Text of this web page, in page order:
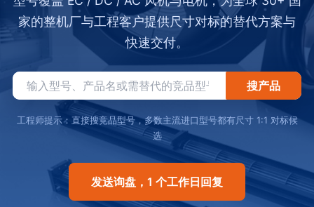
家的整机厂与工程客户提供尺寸对标的替代方案与
快速交付。
搜产品
工程师提示：直接搜竞品型号，多数主流进口型号都有尺寸 1:1 对标候
选
发送询盘，1 个工作日回复